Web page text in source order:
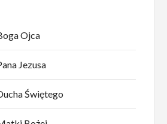
Ojca
Jezusa
Świętego